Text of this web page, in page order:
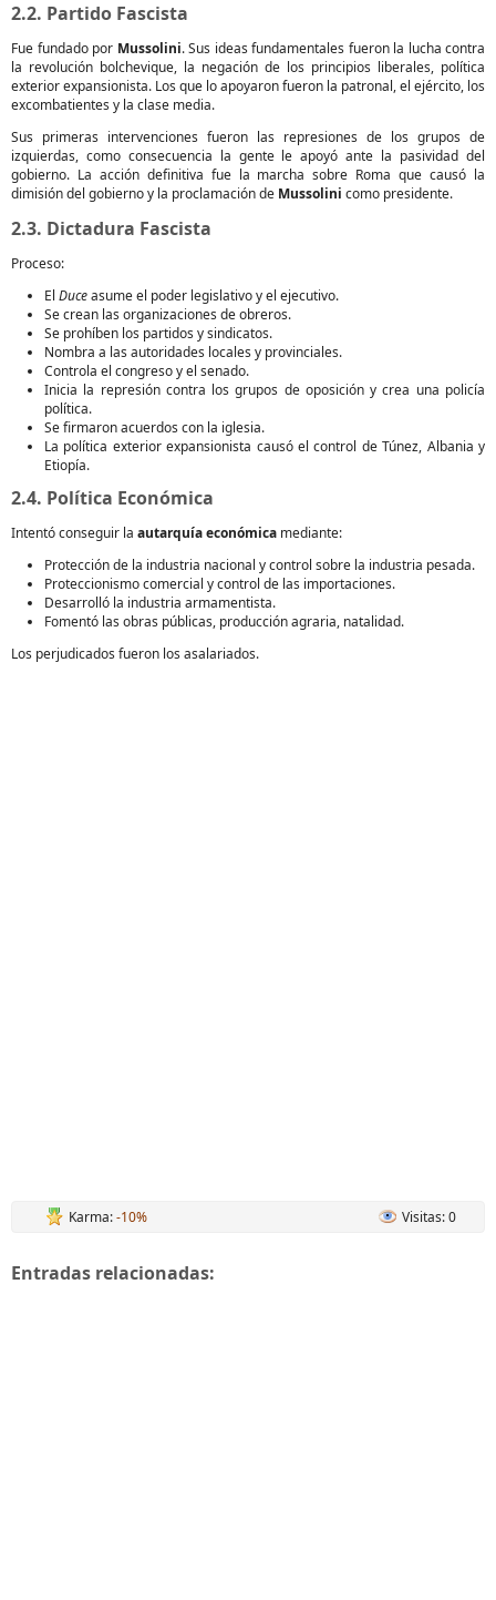
2.2. Partido Fascista
Fue fundado por Mussolini. Sus ideas fundamentales fueron la lucha contra
la revolución bolchevique, la negación de los principios liberales, política
exterior expansionista. Los que lo apoyaron fueron la patronal, el ejército, los
excombatientes y la clase media.
Sus primeras intervenciones fueron las represiones de los grupos de
izquierdas, como consecuencia la gente le apoyó ante la pasividad del
gobierno. La acción definitiva fue la marcha sobre Roma que causó la
dimisión del gobierno y la proclamación de Mussolini como presidente.
2.3. Dictadura Fascista
Proceso:
El Duceasume el poder legislativo y el ejecutivo.
Se crean las organizaciones de obreros.
Se prohíben los partidos y sindicatos.
Nombra a las autoridades locales y provinciales.
Controla el congreso y el senado.
Inicia la represión contra los grupos de oposición y crea una policía
política.
Se firmaron acuerdos con la iglesia.
La política exterior expansionista causó el control de Túnez, Albania y
Etiopía.
2.4. Política Económica
Intentó conseguir la autarquía económica mediante:
Protección de la industria nacional y control sobre la industria pesada.
Proteccionismo comercial y control de las importaciones.
Desarrolló la industria armamentista.
Fomentó las obras públicas, producción agraria, natalidad.
Los perjudicados fueron los asalariados.
Karma:-10% Visitas: 0
Entradas relacionadas: